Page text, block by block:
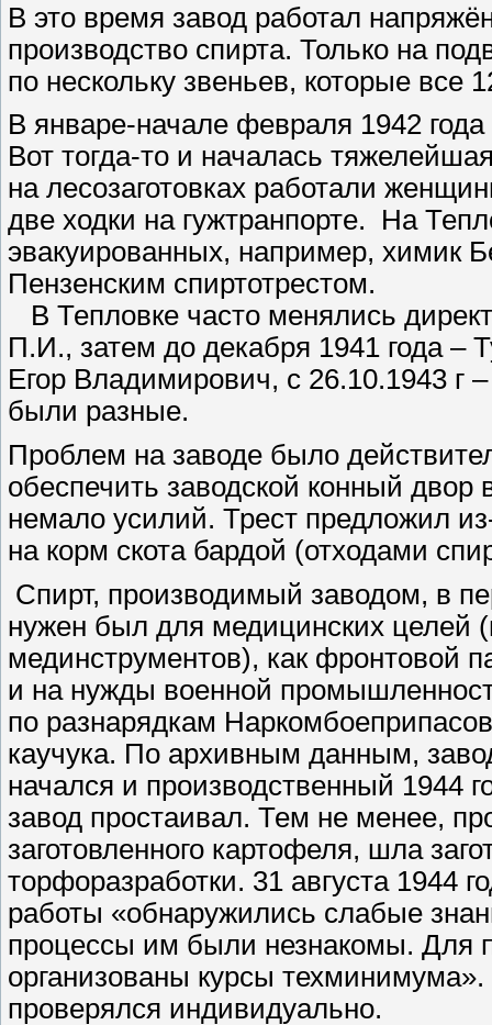
В это время завод работал
производство спирта. Только на
по нескольку звеньев, которые все
В январе-начале февраля 1942
Вот тогда-то и началась
на лесозаготовках работали
две ходки на гужтранпорте.
На
эвакуированных, например, химик
Пензенским спиртотрестом.
В Тепловке часто менялись
П.И., затем до декабря 1941 года –
Егор Владимирович, с 26.10.1943
были разные.
Проблем на заводе было
обеспечить заводской конный двор
немало усилий. Трест предложил
на корм скота бардой (отходами
Спирт, производимый заводом, в
нужен был для медицинских целей
мединструментов), как фронтовой
и на нужды военной
по разнарядкам
каучука. По архивным данным,
начался и производственный 1944
завод простаивал. Тем не менее,
заготовленного картофеля, шла
торфоразработки. 31 августа 1944
работы «обнаружились слабые
процессы им были незнакомы. Для
организованы курсы
проверялся индивидуально.